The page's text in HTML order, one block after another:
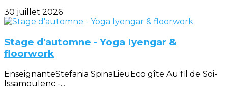
30 juillet 2026
Stage d'automne - Yoga Iyengar &
floorwork
EnseignanteStefania SpinaLieuEco gîte Au fil de Soi-
Issamoulenc -...